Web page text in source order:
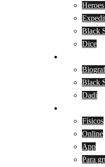
Black
Dice
Black
Dadi
Físicos
Online
App
Para